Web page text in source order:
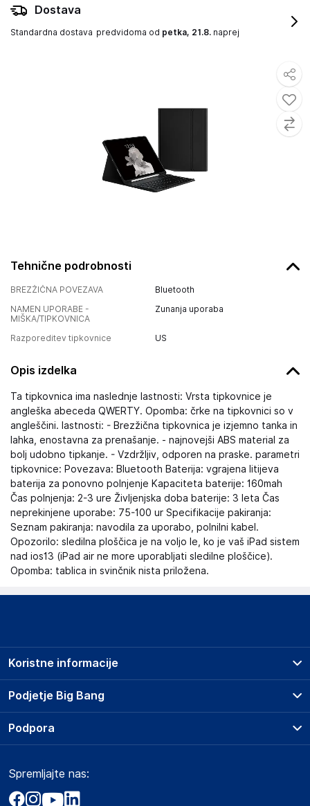
Tehnične podrobnosti
BREZŽIČNA POVEZAVA
Bluetooth
NAMEN UPORABE -
MIŠKA/TIPKOVNICA
Zunanja uporaba
Razporeditev tipkovnice US
Opis izdelka
Ta tipkovnica ima naslednje lastnosti: Vrsta tipkovnice je
angleška abeceda QWERTY. Opomba: črke na tipkovnici so v
angleščini. lastnosti: - Brezžična tipkovnica je izjemno tanka in
lahka, enostavna za prenašanje. - najnovejši ABS material za
bolj udobno tipkanje. - Vzdržljiv, odporen na praske. parametri
tipkovnice: Povezava: Bluetooth Baterija: vgrajena litijeva
baterija za ponovno polnjenje Kapaciteta baterije: 160mah
Čas polnjenja: 2-3 ure Življenjska doba baterije: 3 leta Čas
neprekinjene uporabe: 75-100 ur Specifikacije pakiranja:
Seznam pakiranja: navodila za uporabo, polnilni kabel.
Opozorilo: sledilna ploščica je na voljo le, ko je vaš iPad sistem
nad ios13 (iPad air ne more uporabljati sledilne ploščice).
Opomba: tablica in svinčnik nista priložena.
Dostava
Standardna dostava predvidoma od petka, 21.8. naprej
Podjetje Big Bang
O podjetju
Obvestila za javnost
Akt o digitalnih storitvah
Koristne informacije
Prodajna mesta
Storitve
Dostava, vnos in odvoz
Podpora
Marketplace
Kako oddati naročilo?
Spremljajte nas: